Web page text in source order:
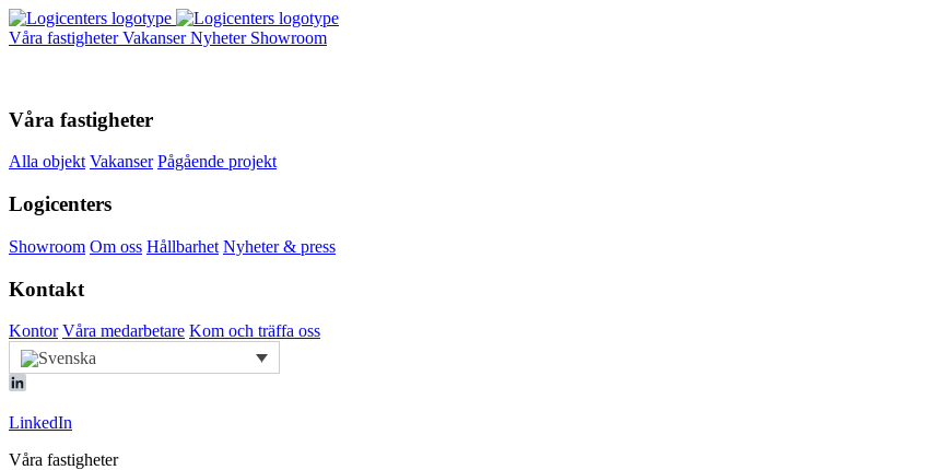
Våra fastigheterVakanserNyheter Showroom
Våra fastigheter
Alla objekt Vakanser Pågående projekt
Logicenters
Showroom Om oss Hållbarhet Nyheter & press
Kontakt
Kontor Våra medarbetare Kom och träffa oss
LinkedIn
Våra fastigheter